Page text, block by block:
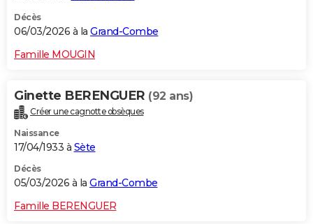
Décès
06/03/2026 à la Grand-Combe
Famille MOUGIN
Ginette BERENGUER (92 ans)
Créer une cagnotte obsèques
Naissance
17/04/1933 à Sète
Décès
05/03/2026 à la Grand-Combe
Famille BERENGUER